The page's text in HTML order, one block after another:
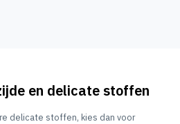
en delicate stoffen
delicate stoffen, kies dan voor